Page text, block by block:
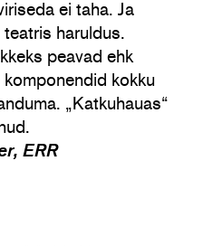
ei taha. Ja
haruldus.
peavad ehk
komponendid kokku
„Katkuhauas“
ERR